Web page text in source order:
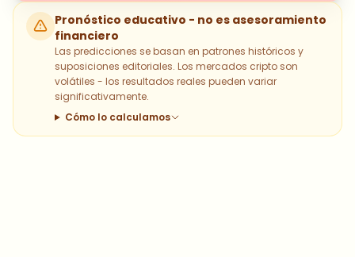
Pronóstico educativo - no es asesoramiento
financiero
Las predicciones se basan en patrones históricos y
suposiciones editoriales. Los mercados cripto son
volátiles - los resultados reales pueden variar
significativamente.
Cómo lo calculamos